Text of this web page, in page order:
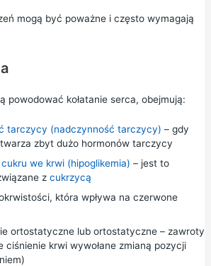
mogą być poważne i często wymagają
powodować kołatanie serca, obejmują:
tarczycy (nadczynność tarczycy) – gdy
zbyt dużo hormonów tarczycy
we krwi (hipoglikemia) – jest to
z cukrzycą
która wpływa na czerwone
ortostatyczne lub ortostatyczne – zawroty
ciśnienie krwi wywołane zmianą pozycji